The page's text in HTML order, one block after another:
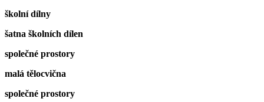
školní dílny
šatna školních dílen
společné prostory
malá tělocvična
společné prostory